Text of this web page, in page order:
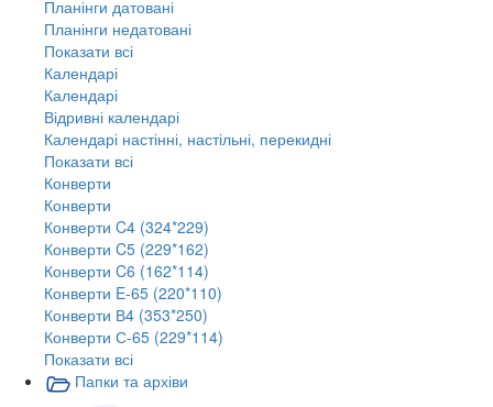
Планінги датовані
Планінги недатовані
Показати всі
Календарі
Календарі
Відривні календарі
Календарі настінні, настільні, перекидні
Показати всі
Конверти
Конверти
Конверти C4 (324*229)
Конверти C5 (229*162)
Конверти C6 (162*114)
Конверти E-65 (220*110)
Конверти В4 (353*250)
Конверти С-65 (229*114)
Показати всі
Папки та архіви